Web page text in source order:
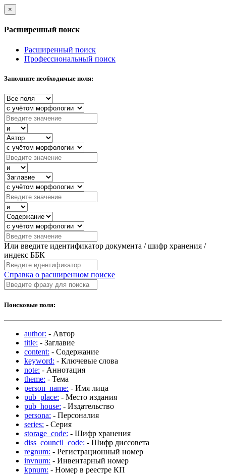
×
Расширенный поиск
Расширенный поиск
Профессиональный поиск
Заполните необходимые поля:
Или введите идентификатор документа / шифр хранения /
индекс ББК
Справка о расширенном поиске
Поисковые поля:
author: - Автор
title: - Заглавие
content: - Содержание
keyword: - Ключевые слова
note: - Аннотация
theme: - Тема
person_name: - Имя лица
pub_place: - Место издания
pub_house: - Издательство
persona: - Персоналия
series: - Серия
storage_code: - Шифр хранения
diss_council_code: - Шифр диссовета
regnum: - Регистрационный номер
invnum: - Инвентарный номер
kpnum: - Номер в реестре КП